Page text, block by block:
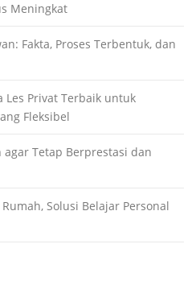
Meningkat
Fakta, Proses Terbentuk, dan
Les Privat Terbaik untuk
Fleksibel
Tetap Berprestasi dan
Solusi Belajar Personal